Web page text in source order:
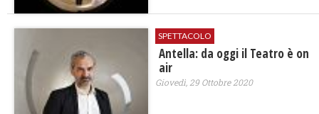
SPETTACOLO
Antella: da oggi il Teatro è on
air
Giovedì, 29 Ottobre 2020